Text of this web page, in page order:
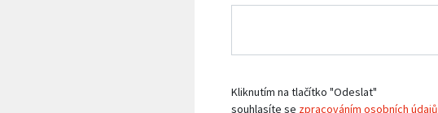
Kliknutím na tlačítko "Odeslat"
souhlasíte se zpracováním osobních údajů